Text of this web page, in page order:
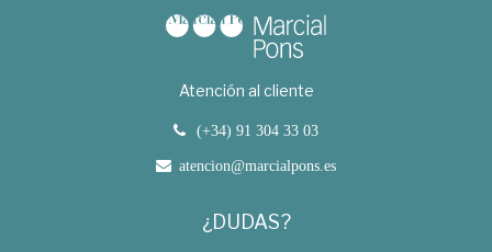
Atención al cliente
(+34) 91 304 33 03
atencion@marcialpons.es
¿DUDAS?